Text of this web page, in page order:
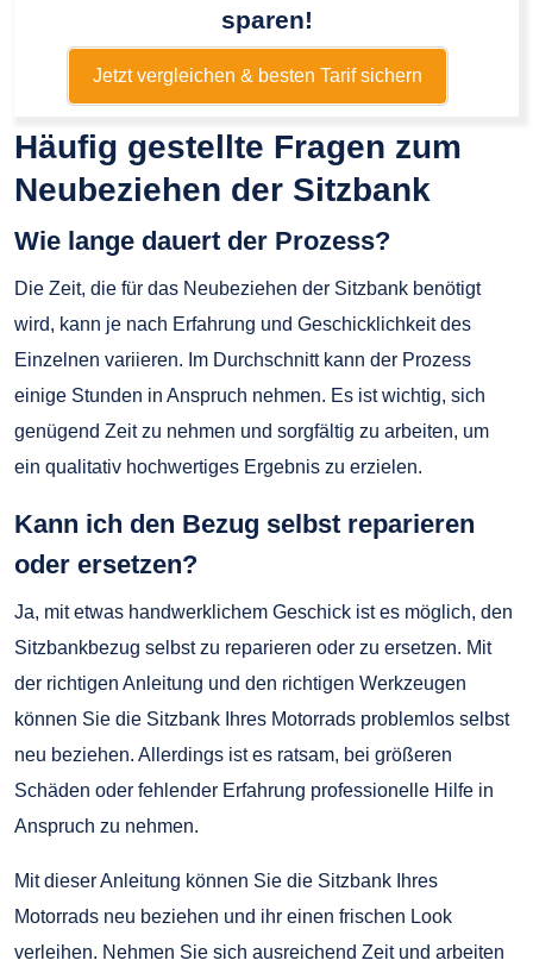
sparen!
Jetzt vergleichen & besten Tarif sichern
Häufig gestellte Fragen zum
Neubeziehen der Sitzbank
Wie lange dauert der Prozess?
Die Zeit, die für das Neubeziehen der Sitzbank benötigt
wird, kann je nach Erfahrung und Geschicklichkeit des
Einzelnen variieren. Im Durchschnitt kann der Prozess
einige Stunden in Anspruch nehmen. Es ist wichtig, sich
genügend Zeit zu nehmen und sorgfältig zu arbeiten, um
ein qualitativ hochwertiges Ergebnis zu erzielen.
Kann ich den Bezug selbst reparieren
oder ersetzen?
Ja, mit etwas handwerklichem Geschick ist es möglich, den
Sitzbankbezug selbst zu reparieren oder zu ersetzen. Mit
der richtigen Anleitung und den richtigen Werkzeugen
können Sie die Sitzbank Ihres Motorrads problemlos selbst
neu beziehen. Allerdings ist es ratsam, bei größeren
Schäden oder fehlender Erfahrung professionelle Hilfe in
Anspruch zu nehmen.
Mit dieser Anleitung können Sie die Sitzbank Ihres
Motorrads neu beziehen und ihr einen frischen Look
verleihen. Nehmen Sie sich ausreichend Zeit und arbeiten